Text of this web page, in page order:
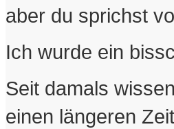
aber du sprichst
Ich wurde ein
Seit damals
einen längeren